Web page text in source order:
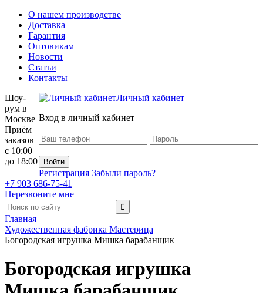
О нашем производстве
Доставка
Гарантия
Оптовикам
Новости
Статьи
Контакты
Личный кабинет
Вход в личный кабинет
Регистрация Забыли пароль?
Шоу-
рум в
Москве
Приём
заказов
с 10:00
до 18:00
+7 903 686-75-41
Перезвоните мне
Главная
Художественная фабрика Мастерица
Богородская игрушка Мишка барабанщик
Богородская игрушка